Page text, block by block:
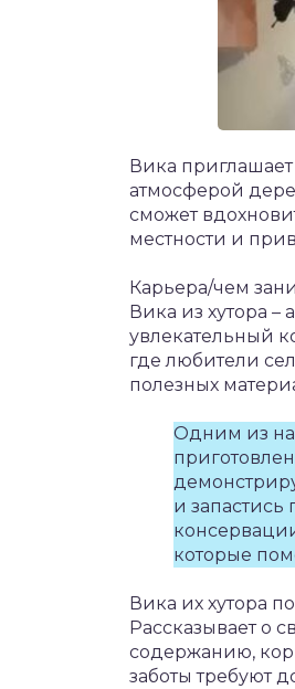
Вика
атмосферой
сможет
местности и
Карьера/чем
Вика из хутора
увлекательный
где любители
полезных
Одним из
и
которые
Вика их хутора
Рассказывает о
содержанию,
заботы требуют